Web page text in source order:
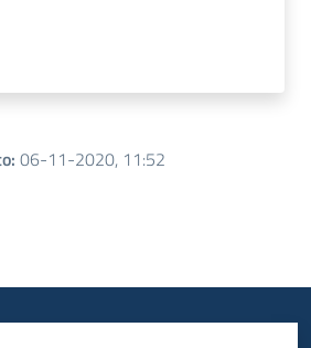
: 06-11-2020, 11:52